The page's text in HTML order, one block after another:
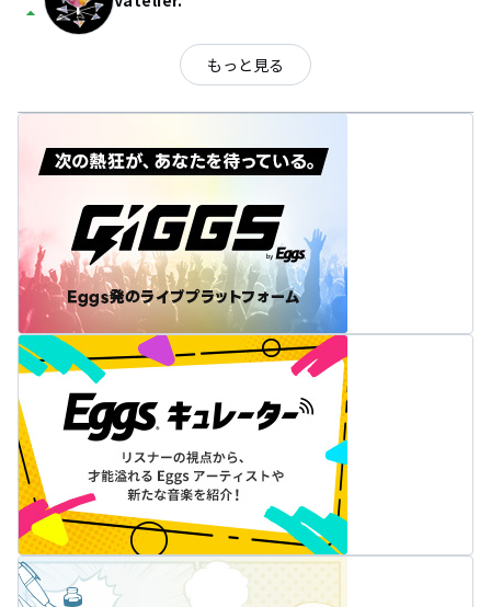
arrow_drop_up
もっと見る